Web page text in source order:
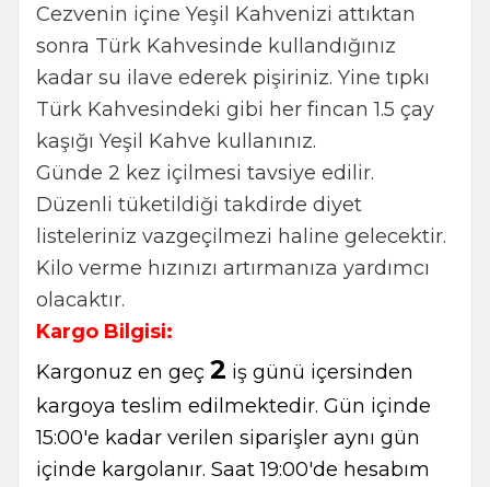
Cezvenin içine Yeşil Kahvenizi attıktan
sonra Türk Kahvesinde kullandığınız
kadar su ilave ederek pişiriniz. Yine tıpkı
Türk Kahvesindeki gibi her fincan 1.5 çay
kaşığı Yeşil Kahve kullanınız.
Günde 2 kez içilmesi tavsiye edilir.
Düzenli tüketildiği takdirde diyet
listeleriniz vazgeçilmezi haline gelecektir.
Kilo verme hızınızı artırmanıza yardımcı
olacaktır.
Kargo Bilgisi:
Kargonuz en geç 2 iş günü içersinden
kargoya teslim edilmektedir. Gün içinde
15:00'e kadar verilen siparişler aynı gün
içinde kargolanır. Saat 19:00'de hesabım